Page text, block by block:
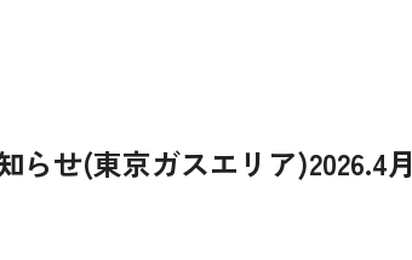
らせ(東京ガスエリア)2026.4月